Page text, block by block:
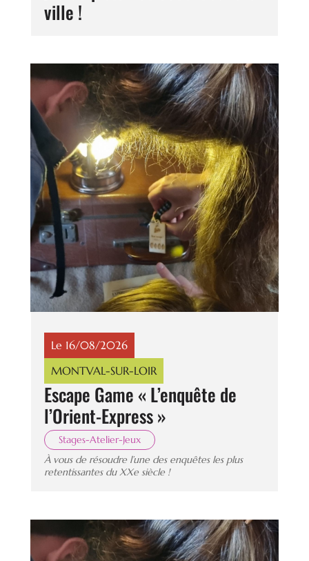
ville !
Le 16/08/2026
MONTVAL-SUR-LOIR
Escape Game « L’enquête de
l’Orient-Express »
Stages-Atelier-Jeux
À vous de résoudre l’une des enquêtes les plus
retentissantes du XXe siècle !